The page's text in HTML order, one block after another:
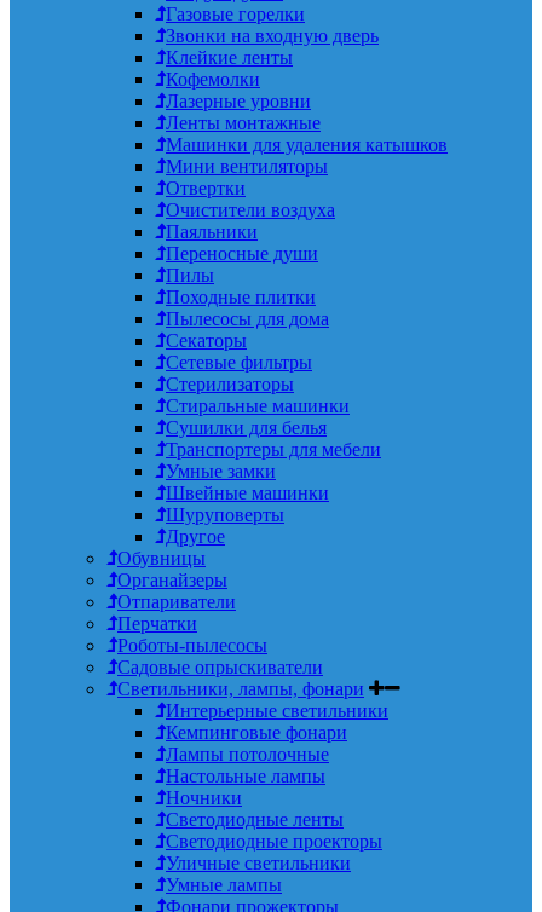
Газовые горелки
Звонки на входную дверь
Клейкие ленты
Кофемолки
Лазерные уровни
Ленты монтажные
Машинки для удаления катышков
Мини вентиляторы
Отвертки
Очистители воздуха
Паяльники
Переносные души
Пилы
Походные плитки
Пылесосы для дома
Секаторы
Сетевые фильтры
Стерилизаторы
Стиральные машинки
Сушилки для белья
Транспортеры для мебели
Умные замки
Швейные машинки
Шуруповерты
Другое
Обувницы
Органайзеры
Отпариватели
Перчатки
Роботы-пылесосы
Садовые опрыскиватели
Светильники, лампы, фонари
Интерьерные светильники
Кемпинговые фонари
Лампы потолочные
Настольные лампы
Ночники
Светодиодные ленты
Светодиодные проекторы
Уличные светильники
Умные лампы
Фонари прожекторы